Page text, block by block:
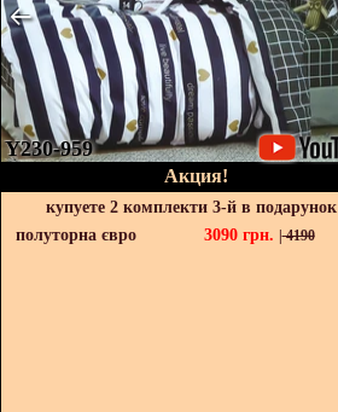
Y230-959
Акция!
купуете 2 комплекти 3-й в подарунок
полуторна євро
3090 грн. |4190